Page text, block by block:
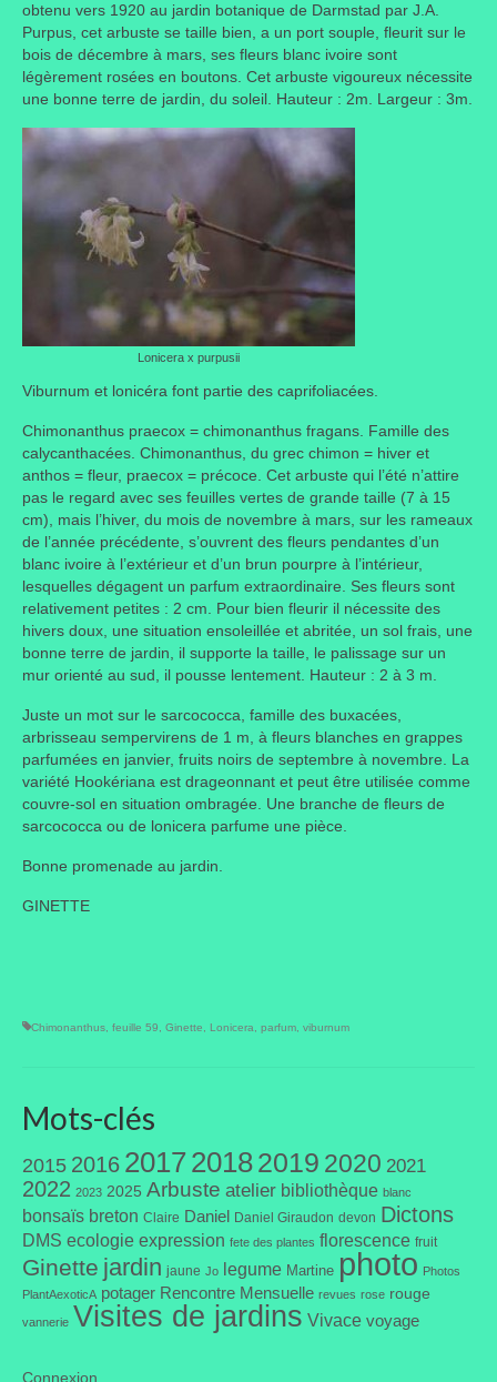
Recettes
Entrées
Plats principaux
Boissons
Autres
Infos pratiques
Règlement Intérieur – Statuts et cotisation JPL
Qui sommes-nous ?
Annonces
obtenu vers 1920 au jardin botanique de Darmstad par J.A.
Purpus, cet arbuste se taille bien, a un port souple, fleurit sur le
bois de décembre à mars, ses fleurs blanc ivoire sont
légèrement rosées en boutons. Cet arbuste vigoureux nécessite
une bonne terre de jardin, du soleil. Hauteur : 2m. Largeur : 3m.
Lonicera x purpusii
Viburnum et lonicéra font partie des caprifoliacées.
Chimonanthus praecox = chimonanthus fragans. Famille des
calycanthacées. Chimonanthus, du grec chimon = hiver et
anthos = fleur, praecox = précoce. Cet arbuste qui l’été n’attire
pas le regard avec ses feuilles vertes de grande taille (7 à 15
cm), mais l’hiver, du mois de novembre à mars, sur les rameaux
de l’année précédente, s’ouvrent des fleurs pendantes d’un
blanc ivoire à l’extérieur et d’un brun pourpre à l’intérieur,
lesquelles dégagent un parfum extraordinaire. Ses fleurs sont
relativement petites : 2 cm. Pour bien fleurir il nécessite des
hivers doux, une situation ensoleillée et abritée, un sol frais, une
bonne terre de jardin, il supporte la taille, le palissage sur un
mur orienté au sud, il pousse lentement. Hauteur : 2 à 3 m.
Juste un mot sur le sarcococca, famille des buxacées,
arbrisseau sempervirens de 1 m, à fleurs blanches en grappes
parfumées en janvier, fruits noirs de septembre à novembre. La
variété Hookériana est drageonnant et peut être utilisée comme
couvre-sol en situation ombragée. Une branche de fleurs de
sarcococca ou de lonicera parfume une pièce.
Bonne promenade au jardin.
GINETTE
Chimonanthus feuille 59 Ginette Lonicera parfum viburnum
Mots-clés
2015 2016 201720182019 2020 2021
2022 2023 2025 Arbuste atelier bibliothèque blanc
bonsaïs breton Claire Daniel Daniel Giraudon devon Dictons
DMS ecologie expression fete des plantes florescence fruit
Ginette jardin jaune Jo legume Martine photo Photos
PlantAexoticA potager Rencontre Mensuelle revues rose rouge
vannerie Visites de jardins Vivace voyage
Connexion